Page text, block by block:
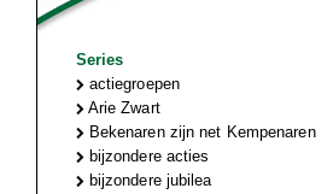
Series
actiegroepen
Arie Zwart
Bekenaren zijn net Kempenaren
bijzondere acties
bijzondere jubilea